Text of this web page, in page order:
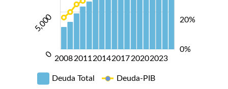
0
5,000
0%
20%
2023
20082011 2014201720202023
Deuda Total Deuda-PIB